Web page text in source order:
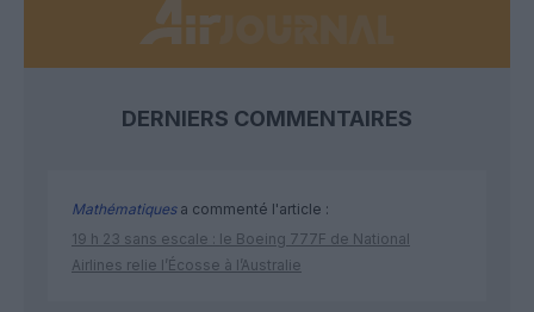
DERNIERS COMMENTAIRES
Mathématiquesa commenté l'article :
19 h 23 sans escale : le Boeing 777F de National
Airlines relie l’Écosse à l’Australie